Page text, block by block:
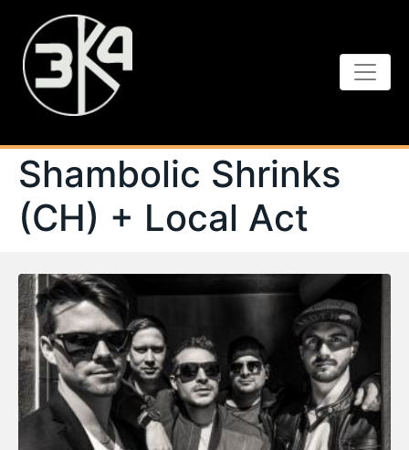
Shambolic Shrinks
(CH) + Local Act